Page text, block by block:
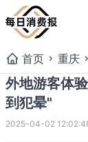
首页 重庆
外地游客体
到犯晕"
2025-04-02